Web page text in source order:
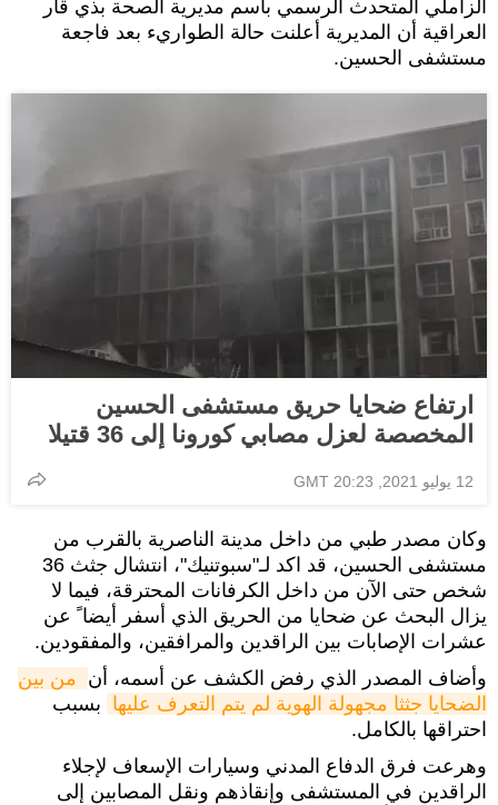
الزاملي المتحدث الرسمي باسم مديرية الصحة بذي قار
العراقية أن المديرية أعلنت حالة الطواريء بعد فاجعة
مستشفى الحسين.
ارتفاع ضحايا حريق مستشفى الحسين
المخصصة لعزل مصابي كورونا إلى 36 قتيلا
12 يوليو 2021, 20:23 GMT
وكان مصدر طبي من داخل مدينة الناصرية بالقرب من
مستشفى الحسين، قد اكد لـ"سبوتنيك"، انتشال جثث 36
شخص حتى الآن من داخل الكرفانات المحترقة، فيما لا
يزال البحث عن ضحايا من الحريق الذي أسفر أيضا ً عن
عشرات الإصابات بين الراقدين والمرافقين، والمفقودين.
وأضاف المصدر الذي رفض الكشف عن أسمه، أن
الضحايا جثثا مجهولة الهوية لم يتم التعرف عليها بسبب
احتراقها بالكامل.
وهرعت فرق الدفاع المدني وسيارات الإسعاف لإجلاء
الراقدين في المستشفى وإنقاذهم ونقل المصابين إلى